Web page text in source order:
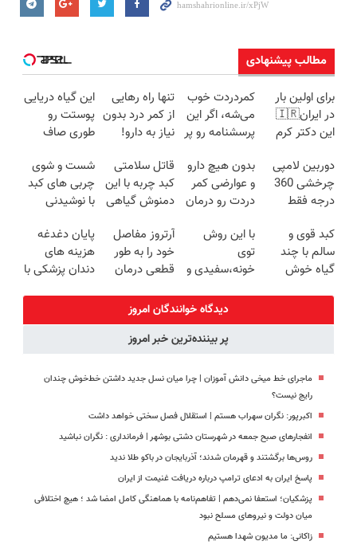
مطالب پیشنهادی
برای اولین بار
در ایران🇮🇷
این دکتر کرم
روزه ساخت!
کمردردت خوب
می‌شه، اگر این
پرسشنامه رو پر
تنها راه رهایی
از کمر درد بدون
نیاز به دارو!
این گیاه دریایی
پوستت رو
طوری صاف
20سال جوون
شدی🔥
دوربین لامپی
چرخشی 360
درجه فقط
🔥 پرداخت
درب منزل
بدون هیچ دارو
و عوارضی کمر
دردت رو درمان
(پرسش‌نامه)
قاتل سلامتی
کبد چربه با این
دمنوش گیاهی
شست و شوی
چربی های کبد
با نوشیدنی
کبد قوی و
سالم با چند
گیاه خوش
با این روش
توی
خونه،سفیدی و
برگردون
(40%off)
آرتروز مفاصل
خود را به طور
قطعی درمان
◗پرسش‌نامه◖
پایان دغدغه
هزینه های
دندان پزشکی با
دیدگاه خوانندگان امروز
پر بیننده‌ترین خبر امروز
ماجرای خط میخی دانش آموزان | چرا میان نسل جدید داشتن خط‌خوش چندان
رایج نیست؟
اکبرپور: نگران سهراب هستم | استقلال فصل سختی خواهد داشت
انفجارهای صبح جمعه در شهرستان دشتی بوشهر | فرمانداری : نگران نباشید
روس‌ها برگشتند و قهرمان شدند؛ آذربایجان در باکو طلا ندید
پاسخ ایران به ادعای ترامپ درباره دریافت غنیمت از ایران
پزشکیان؛ استعفا نمی‌دهم | تفاهم‌نامه با هماهنگی کامل امضا شد ؛ هیچ اختلافی
میان دولت و نیروهای مسلح نبود
زاکانی: ما مدیون شهدا هستیم